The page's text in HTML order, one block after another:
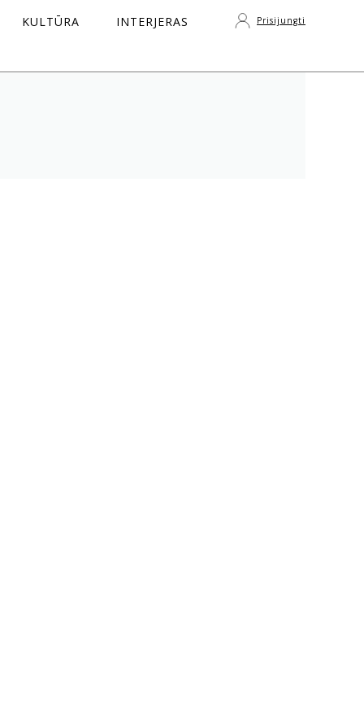
KULTŪRA
INTERJERAS
Prisijungti